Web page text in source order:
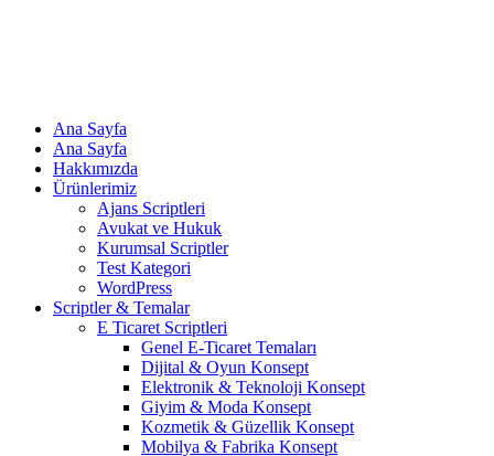
Ana Sayfa
Ana Sayfa
Hakkımızda
Ürünlerimiz
Ajans Scriptleri
Avukat ve Hukuk
Kurumsal Scriptler
Test Kategori
WordPress
Scriptler & Temalar
E Ticaret Scriptleri
Genel E-Ticaret Temaları
Dijital & Oyun Konsept
Elektronik & Teknoloji Konsept
Giyim & Moda Konsept
Kozmetik & Güzellik Konsept
Mobilya & Fabrika Konsept